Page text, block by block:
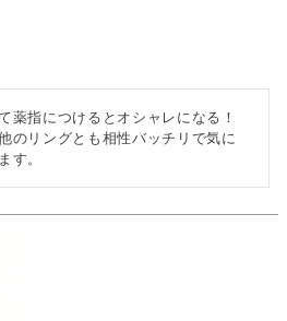
薬指につけるとオシャレになる！
のリングとも相性バッチリで気に
す。